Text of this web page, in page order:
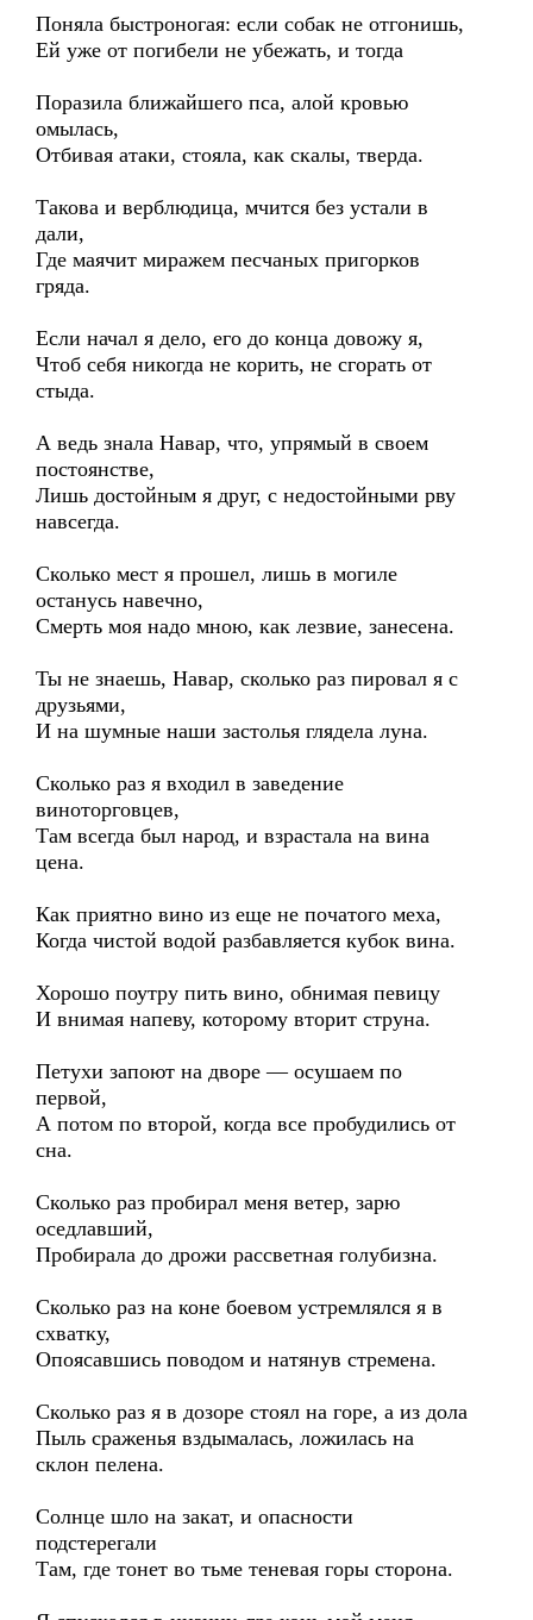
Поняла быстроногая: если собак не отгонишь,
Ей уже от погибели не убежать, и тогда
Поразила ближайшего пса, алой кровью
омылась,
Отбивая атаки, стояла, как скалы, тверда.
Такова и верблюдица, мчится без устали в
дали,
Где маячит миражем песчаных пригорков
гряда.
Если начал я дело, его до конца довожу я,
Чтоб себя никогда не корить, не сгорать от
стыда.
А ведь знала Навар, что, упрямый в своем
постоянстве,
Лишь достойным я друг, с недостойными рву
навсегда.
Сколько мест я прошел, лишь в могиле
останусь навечно,
Смерть моя надо мною, как лезвие, занесена.
Ты не знаешь, Навар, сколько раз пировал я с
друзьями,
И на шумные наши застолья глядела луна.
Сколько раз я входил в заведение
виноторговцев,
Там всегда был народ, и взрастала на вина
цена.
Как приятно вино из еще не початого меха,
Когда чистой водой разбавляется кубок вина.
Хорошо поутру пить вино, обнимая певицу
И внимая напеву, которому вторит струна.
Петухи запоют на дворе — осушаем по
первой,
А потом по второй, когда все пробудились от
сна.
Сколько раз пробирал меня ветер, зарю
оседлавший,
Пробирала до дрожи рассветная голубизна.
Сколько раз на коне боевом устремлялся я в
схватку,
Опоясавшись поводом и натянув стремена.
Сколько раз я в дозоре стоял на горе, а из дола
Пыль сраженья вздымалась, ложилась на
склон пелена.
Солнце шло на закат, и опасности
подстерегали
Там, где тонет во тьме теневая горы сторона.